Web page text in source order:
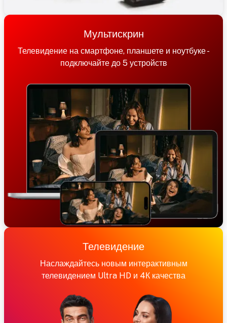
Мультискрин
Телевидение на смартфоне, планшете и ноутбуке -
подключайте до 5 устройств
Телевидение
Наслаждайтесь новым интерактивным
телевидением Ultra HD и 4К качества